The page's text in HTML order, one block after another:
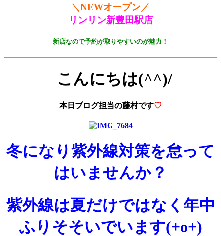
＼NEWオープン／
リンリン新豊田駅店
新店なので予約が取りやすいのが魅力！
こんにちは(^^)/
本日ブログ担当の藤村です♡
冬になり紫外線対策を怠って
はいませんか？
紫外線は夏だけではなく年中
ふりそそいでいます(+o+)